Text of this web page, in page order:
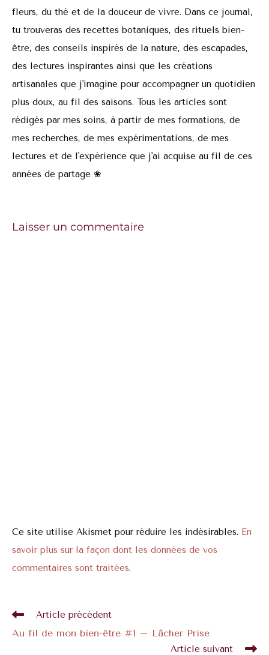
fleurs, du thé et de la douceur de vivre. Dans ce journal,
tu trouveras des recettes botaniques, des rituels bien-
être, des conseils inspirés de la nature, des escapades,
des lectures inspirantes ainsi que les créations
artisanales que j'imagine pour accompagner un quotidien
plus doux, au fil des saisons. Tous les articles sont
rédigés par mes soins, à partir de mes formations, de
mes recherches, de mes expérimentations, de mes
lectures et de l'expérience que j'ai acquise au fil de ces
années de partage ❀
Laisser un commentaire
Ce site utilise Akismet pour réduire les indésirables. En
savoir plus sur la façon dont les données de vos
commentaires sont traitées.
Article précédent
Au fil de mon bien-être #1 – Lâcher Prise
Article suivant